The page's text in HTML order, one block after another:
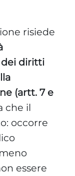
risiede
dei diritti
(artt. 7 e
che il
occorre
essere